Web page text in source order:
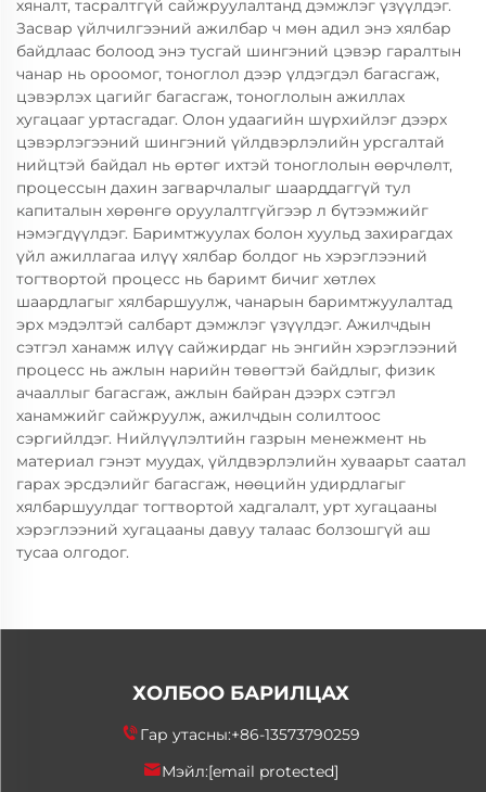
хяналт, тасралтгүй сайжруулалтанд дэмжлэг үзүүлдэг.
Засвар үйлчилгээний ажилбар ч мөн адил энэ хялбар
байдлаас болоод энэ тусгай шингэний цэвэр гаралтын
чанар нь ороомог, тоноглол дээр үлдэгдэл багасгаж,
цэвэрлэх цагийг багасгаж, тоноглолын ажиллах
хугацааг уртасгадаг. Олон удаагийн шүрхийлэг дээрх
цэвэрлэгээний шингэний үйлдвэрлэлийн урсгалтай
нийцтэй байдал нь өртөг ихтэй тоноглолын өөрчлөлт,
процессын дахин загварчлалыг шаарддаггүй тул
капиталын хөрөнгө оруулалтгүйгээр л бүтээмжийг
нэмэгдүүлдэг. Баримтжуулах болон хуульд захирагдах
үйл ажиллагаа илүү хялбар болдог нь хэрэглээний
тогтвортой процесс нь баримт бичиг хөтлөх
шаардлагыг хялбаршуулж, чанарын баримтжуулалтад
эрх мэдэлтэй салбарт дэмжлэг үзүүлдэг. Ажилчдын
сэтгэл ханамж илүү сайжирдаг нь энгийн хэрэглээний
процесс нь ажлын нарийн төвөгтэй байдлыг, физик
ачааллыг багасгаж, ажлын байран дээрх сэтгэл
ханамжийг сайжруулж, ажилчдын солилтоос
сэргийлдэг. Нийлүүлэлтийн газрын менежмент нь
материал гэнэт муудах, үйлдвэрлэлийн хуваарьт саатал
гарах эрсдэлийг багасгаж, нөөцийн удирдлагыг
хялбаршуулдаг тогтвортой хадгалалт, урт хугацааны
хэрэглээний хугацааны давуу талаас болзошгүй аш
тусаа олгодог.
ХОЛБОО БАРИЛЦАХ
Гар утасны:+86-13573790259
Мэйл:[email protected]